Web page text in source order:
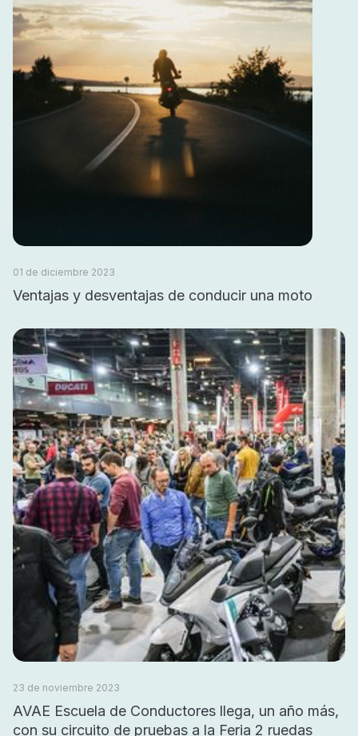
01 de diciembre 2023
Ventajas y desventajas de conducir una moto
23 de noviembre 2023
AVAE Escuela de Conductores llega, un año más,
con su circuito de pruebas a la Feria 2 ruedas